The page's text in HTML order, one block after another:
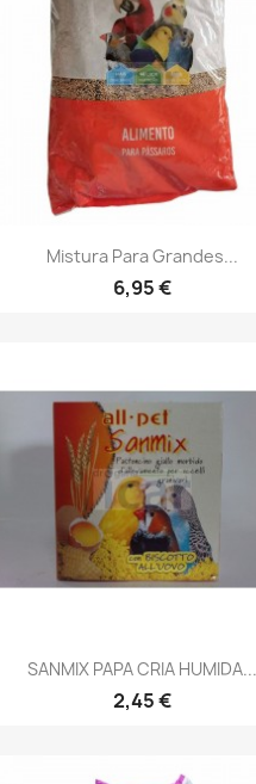
Mistura Para Grandes...
6,95 €
Vista rápida
SANMIX PAPA CRIA HUMIDA...
2,45 €
Vista rápida